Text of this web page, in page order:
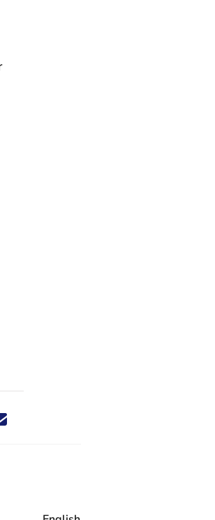
nieuwsbericht via X - U verlaat
dit nieuwsbericht via Facebook - U
dit nieuwsbericht via e-mail
Deel dit nieuwsbericht via LinkedIn - U